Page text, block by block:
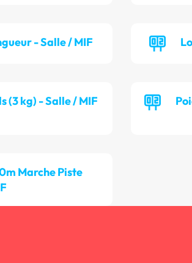
- Salle / MIF
(3 kg) - Salle / MIF
Marche Piste